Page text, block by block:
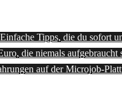
Tipps, die du sofort
die niemals aufgebraucht
auf der Microjob-